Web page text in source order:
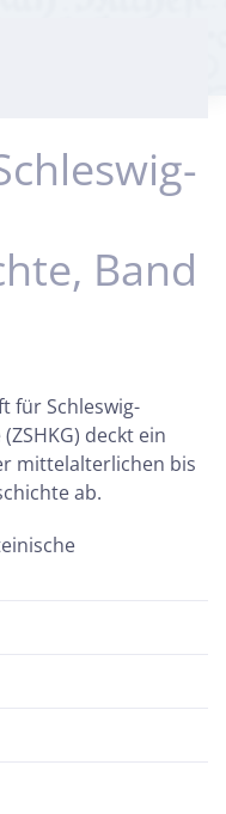
Band
für Schleswig-
deckt ein
mittelalterlichen bis
ab.